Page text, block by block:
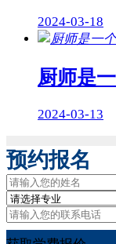
2024-03-18
厨师是
2024-03-13
预约报名